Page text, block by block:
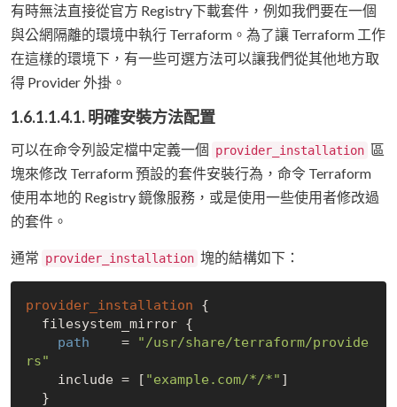
有時無法直接從官方 Registry下載套件，例如我們要在一個
與公網隔離的環境中執行 Terraform。為了讓 Terraform 工作
在這樣的環境下，有一些可選方法可以讓我們從其他地方取
得 Provider 外掛。
1.6.1.1.4.1. 明確安裝方法配置
可以在命令列設定檔中定義一個 provider_installation 區
塊來修改 Terraform 預設的套件安裝行為，命令 Terraform
使用本地的 Registry 鏡像服務，或是使用一些使用者修改過
的套件。
通常 provider_installation 塊的結構如下：
provider_installation {
path
    =
"/usr/share/terraform/provide
rs"
include = [ "example.com/*/*" ]